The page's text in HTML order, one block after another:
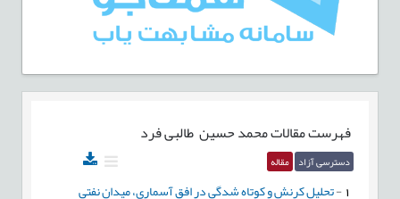
فهرست مقالاتمحمد حسین طالبی فرد
دسترسی آزاد مقاله
-تحلیل کرنش و كوتاه شدگي در افق آسماری، میدان نفتی